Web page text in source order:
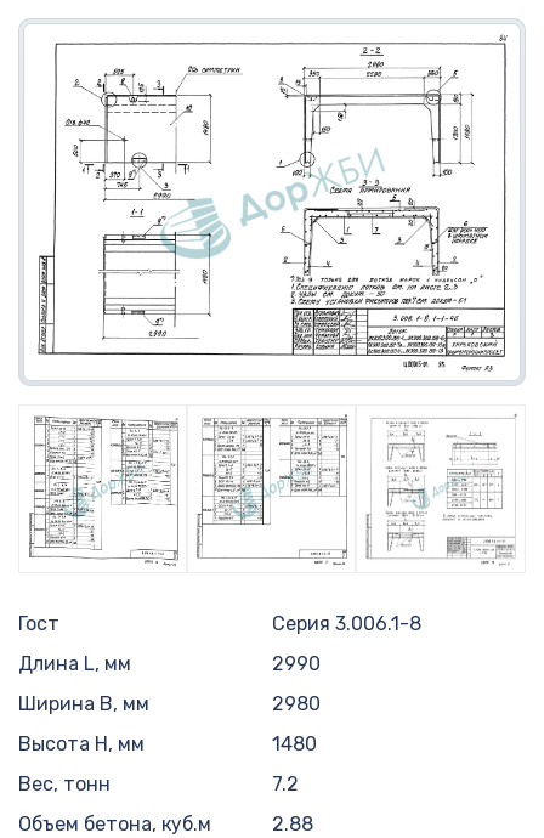
Гост
Серия 3.006.1-8
Длина L, мм
2990
Ширина B, мм
2980
Высота H, мм
1480
Вес, тонн
7.2
Объем бетона, куб.м
2.88